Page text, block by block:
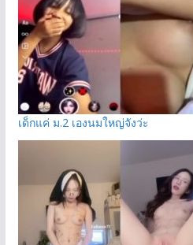
เด็กแค่ ม.2 เองนมใหญ่จังว่ะ